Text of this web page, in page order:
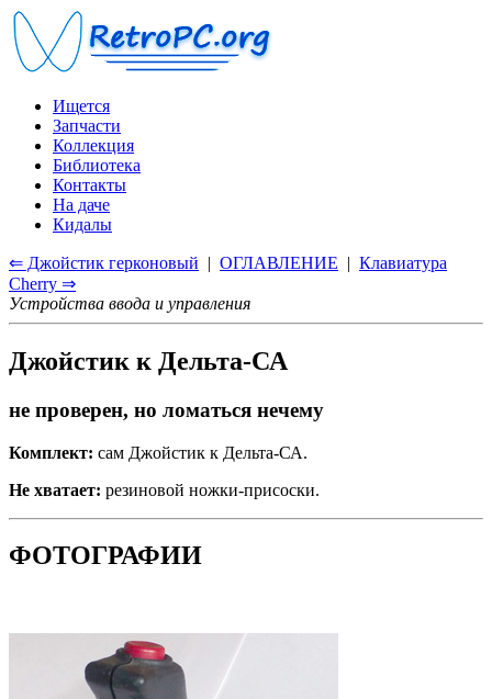
Ищется
Запчасти
Коллекция
Библиотека
Контакты
На даче
Кидалы
⇐ Джойстик герконовый | ОГЛАВЛЕНИЕ | Клавиатура
Cherry ⇒
Устройства ввода и управления
Джойстик к Дельта-СА
не проверен, но ломаться нечему
Комплект: сам Джойстик к Дельта-СА.
Не хватает: резиновой ножки-присоски.
ФОТОГРАФИИ